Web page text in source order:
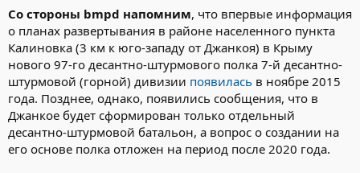
Со стороны bmpd напомним, что впервые информация
о планах развертывания в районе населенного пункта
Калиновка (3 км к юго-западу от Джанкоя) в Крыму
нового 97-го десантно-штурмового полка 7-й десантно-
штурмовой (горной) дивизии появилась в ноябре 2015
года. Позднее, однако, появились сообщения, что в
Джанкое будет сформирован только отдельный
десантно-штурмовой батальон, а вопрос о создании на
его основе полка отложен на период после 2020 года.